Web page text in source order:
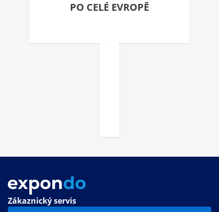
PO CELÉ EVROPĚ
Zákaznický servis